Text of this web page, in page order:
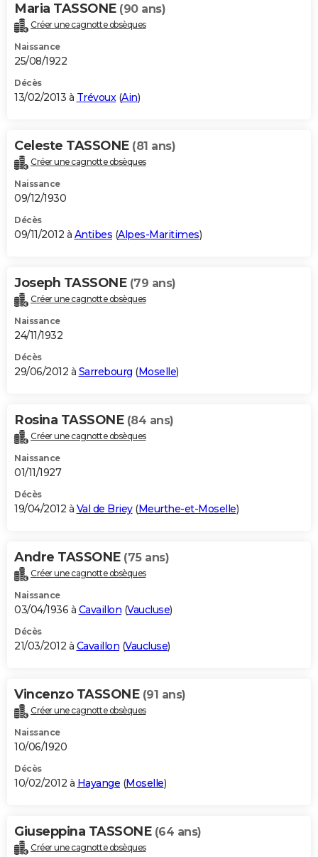
Maria TASSONE (90 ans)
Créer une cagnotte obsèques
Naissance
25/08/1922
Décès
13/02/2013 à Trévoux(Ain)
Celeste TASSONE (81 ans)
Créer une cagnotte obsèques
Naissance
09/12/1930
Décès
09/11/2012 à Antibes (Alpes-Maritimes)
Joseph TASSONE (79 ans)
Créer une cagnotte obsèques
Naissance
24/11/1932
Décès
29/06/2012 à Sarrebourg (Moselle)
Rosina TASSONE (84 ans)
Créer une cagnotte obsèques
Naissance
01/11/1927
Décès
19/04/2012 à Val de Briey(Meurthe-et-Moselle)
Andre TASSONE (75 ans)
Créer une cagnotte obsèques
Naissance
03/04/1936 à Cavaillon (Vaucluse)
Décès
21/03/2012 à Cavaillon (Vaucluse)
Vincenzo TASSONE (91 ans)
Créer une cagnotte obsèques
Naissance
10/06/1920
Décès
10/02/2012 à Hayange (Moselle)
Giuseppina TASSONE (64 ans)
Créer une cagnotte obsèques